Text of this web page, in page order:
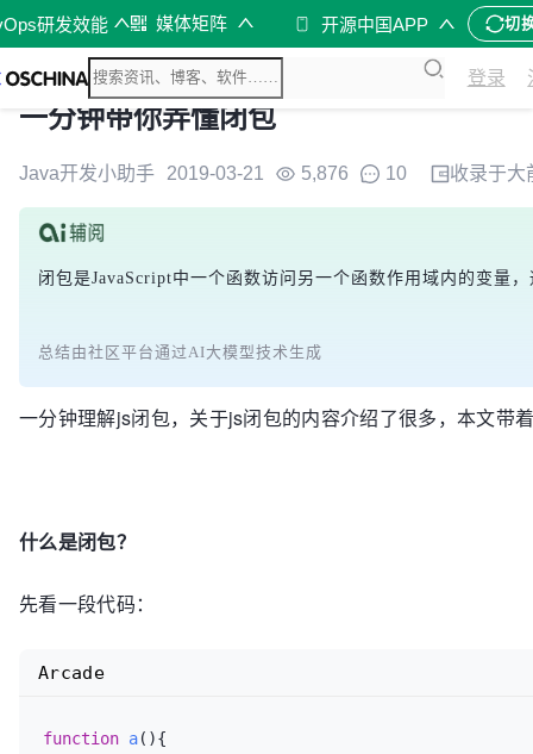
研发效能 媒体矩阵 开源中国APP 切
登录
一分钟带你弄懂闭包
Java开发小助手 2019-03-21 5,876 10 收录于大
闭包是JavaScript中一个函数访问另一个函数作用域内的变量
总结由社区平台通过AI大模型技术生成
一分钟理解js闭包，关于js闭包的内容介绍了很多，本文带
什么是闭包？
先看一段代码：
function a( ){
Arcade